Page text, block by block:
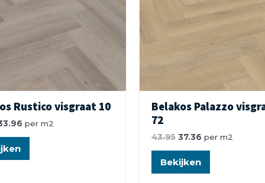
Rustico visgraat 10
per m2
Belakos Palazzo
72
43.95 37.36 per m2
Bekijken